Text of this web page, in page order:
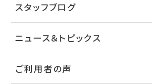
スタッフブログ
ニュース＆トピックス
ご利用者の声